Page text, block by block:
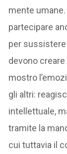
mente
partecipare
per
devono
mostro
gli altri:
intellettuale,
tramite la
cui tuttavia il